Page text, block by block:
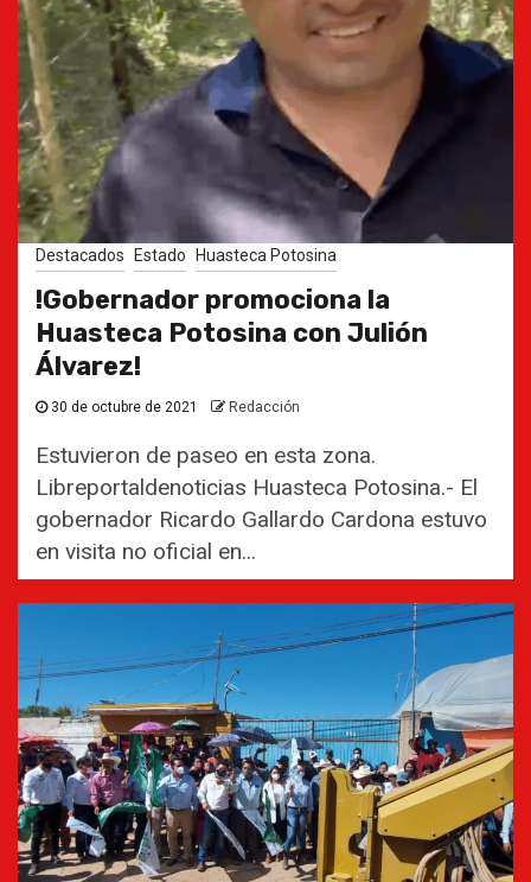
Destacados Estado Huasteca Potosina
!Gobernador promociona la
Huasteca Potosina con Julión
Álvarez!
30 de octubre de 2021 Redacción
Estuvieron de paseo en esta zona.
Libreportaldenoticias Huasteca Potosina.- El
gobernador Ricardo Gallardo Cardona estuvo
en visita no oficial en...